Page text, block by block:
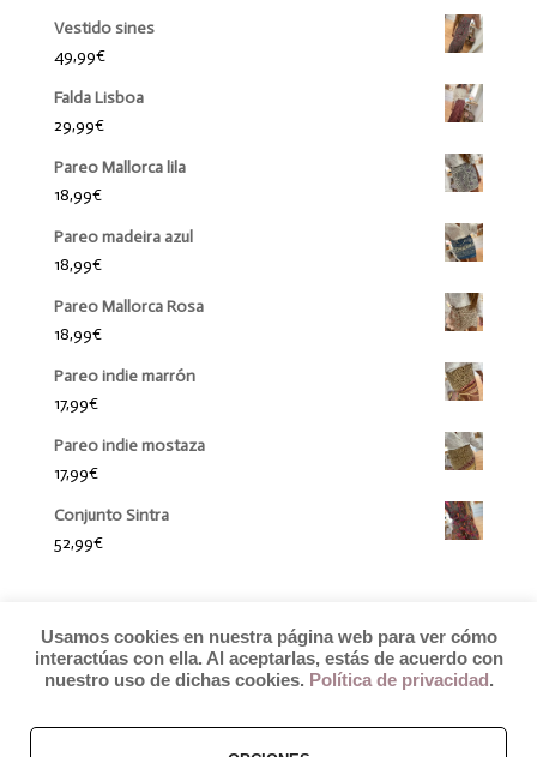
Vestido sines
49,99€
Falda Lisboa
29,99€
Pareo Mallorca lila
18,99€
Pareo madeira azul
18,99€
Pareo Mallorca Rosa
18,99€
Pareo indie marrón
17,99€
Pareo indie mostaza
17,99€
Conjunto Sintra
52,99€
Usamos cookies en nuestra página web para ver cómo
interactúas con ella. Al aceptarlas, estás de acuerdo con
nuestro uso de dichas cookies. Política de privacidad .